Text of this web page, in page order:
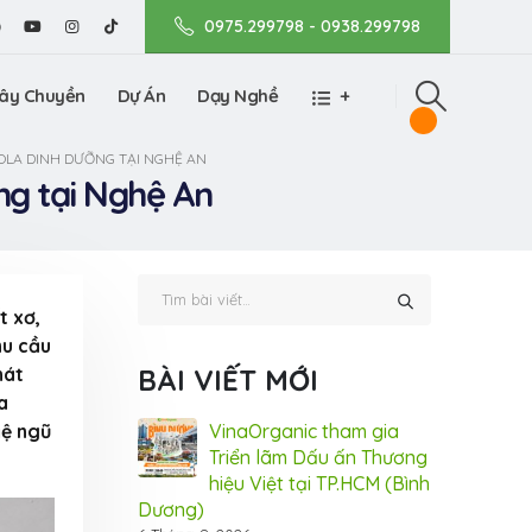
0975.299798 - 0938.299798
Chuyền Dự Án Dạy Nghề +
DINH DƯỠNG TẠI NGHỆ AN
tại Nghệ An
xơ,
cầu
ngũ
BÀI VIẾT MỚI
châu
VinaOrganic tham gia
Triển lãm Dấu ấn Thương
hiệu Việt tại TP.HCM (Bình
Dương)